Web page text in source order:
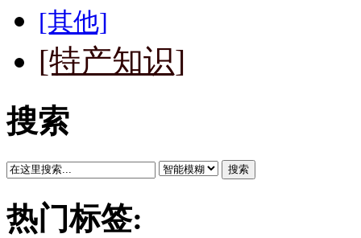
[其他]
[特产知识]
搜索
搜索
热门标签: